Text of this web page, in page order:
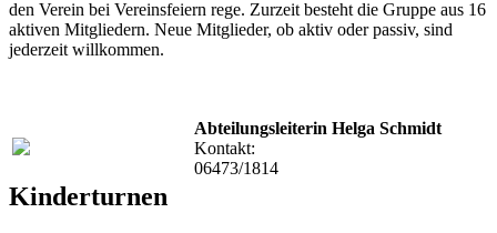
den Verein bei Vereinsfeiern rege. Zurzeit besteht die Gruppe aus 16
aktiven Mitgliedern. Neue Mitglieder, ob aktiv oder passiv, sind
jederzeit willkommen.
Abteilungsleiterin Helga Schmidt
Kontakt:
06473/1814
Kinderturnen